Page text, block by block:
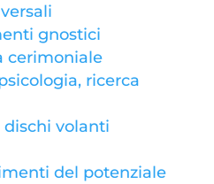
gnostici
cerimoniale
ricerca
volanti
del potenziale